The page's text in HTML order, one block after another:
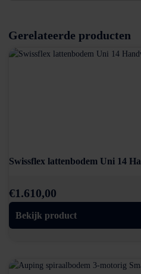
Gerelateerde producten
Swissflex lattenbodem Uni 14
€1.610,00
Bekijk product